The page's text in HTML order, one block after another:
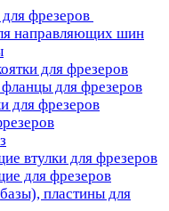
фрезеров
направляющих шин
для фрезеров
для фрезеров
для фрезеров
втулки для фрезеров
для фрезеров
пластины для